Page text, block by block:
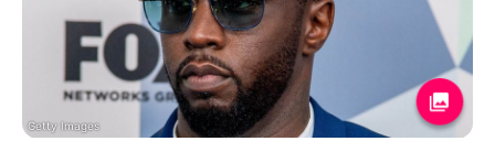
Lifestyle
Familie & Liebe
Promiflash Exklusiv
Getty Images